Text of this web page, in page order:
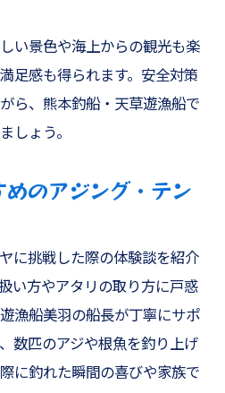
い景色や海上からの観光も楽
足感も得られます。安全対策
ら、熊本釣船・天草遊漁船で
しょう。
のアジング・テン
に挑戦した際の体験談を紹介
い方やアタリの取り方に戸惑
漁船美羽の船長が丁寧にサポ
数匹のアジや根魚を釣り上げ
に釣れた瞬間の喜びや家族で